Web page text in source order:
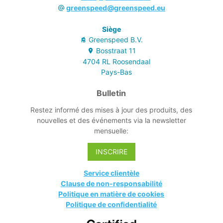
greenspeed@greenspeed.eu
Siège
Greenspeed B.V.
Bosstraat 11
4704 RL Roosendaal
Pays-Bas
Bulletin
Restez informé des mises à jour des produits, des
nouvelles et des événements via la newsletter
mensuelle:
INSCRIRE
Service clientèle
Clause de non-responsabilité
Politique en matière de cookies
Politique de confidentialité